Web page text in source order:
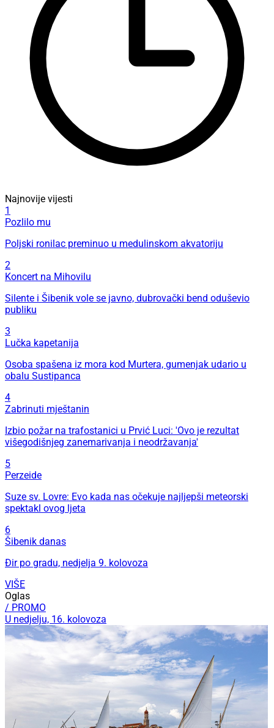
Najnovije vijesti
1
Pozlilo mu
Poljski ronilac preminuo u medulinskom akvatoriju
2
Koncert na Mihovilu
Silente i Šibenik vole se javno, dubrovački bend oduševio
publiku
3
Lučka kapetanija
Osoba spašena iz mora kod Murtera, gumenjak udario u
obalu Sustipanca
4
Zabrinuti mještanin
Izbio požar na trafostanici u Prvić Luci: 'Ovo je rezultat
višegodišnjeg zanemarivanja i neodržavanja'
5
Perzeide
Suze sv. Lovre: Evo kada nas očekuje najljepši meteorski
spektakl ovog ljeta
6
Šibenik danas
Đir po gradu, nedjelja 9. kolovoza
VIŠE
Oglas
/ PROMO
U nedjelju, 16. kolovoza